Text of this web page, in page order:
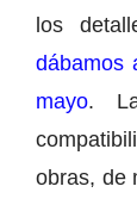
los
dábamos
mayo.
obras, de